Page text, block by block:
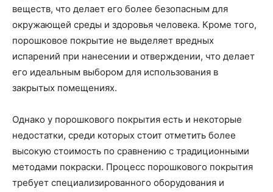
веществ, что делает его более безопасным для
окружающей среды и здоровья человека. Кроме того,
порошковое покрытие не выделяет вредных
испарений при нанесении и отверждении, что делает
его идеальным выбором для использования в
закрытых помещениях.
Однако у порошкового покрытия есть и некоторые
недостатки, среди которых стоит отметить более
высокую стоимость по сравнению с традиционными
методами покраски. Процесс порошкового покрытия
требует специализированного оборудования и